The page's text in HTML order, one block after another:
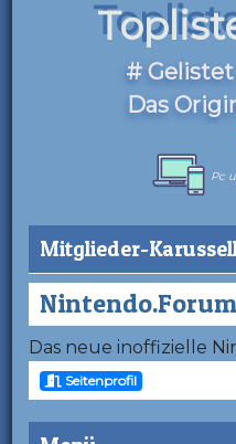
#
Das
Pc
Mitglieder-
Nintendo.Forum
Das neue inoffizielle
Seitenprofil